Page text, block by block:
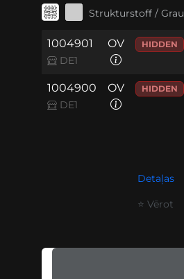
Strukturstoff / Grau
1004901
DE1
OV HIDDEN
1004900
DE1
OV HIDDEN
Detaļas
⭐ Vērot